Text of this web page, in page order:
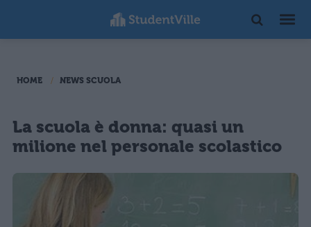
HOME NEWS SCUOLA
La scuola è donna: quasi un
milione nel personale scolastico